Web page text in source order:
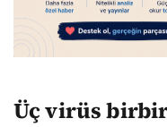
Üç virüs